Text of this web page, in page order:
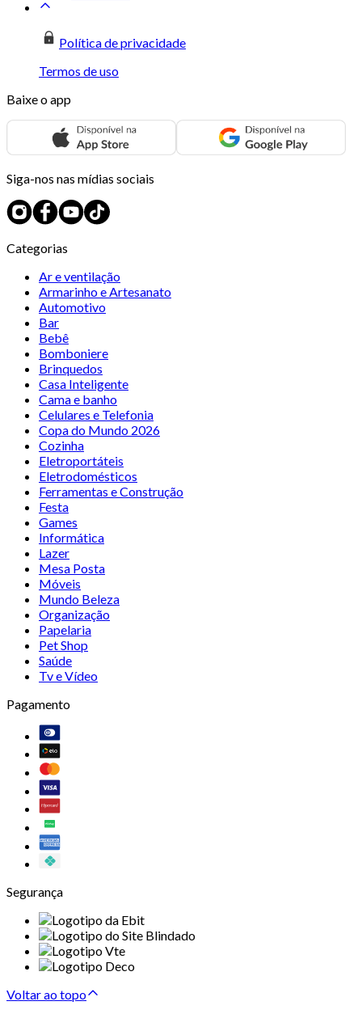
Política de privacidade
Termos de uso
Baixe o app
Siga-nos nas mídias sociais
Categorias
Ar e ventilação
Armarinho e Artesanato
Automotivo
Bar
Bebê
Bomboniere
Brinquedos
Casa Inteligente
Cama e banho
Celulares e Telefonia
Copa do Mundo 2026
Cozinha
Eletroportáteis
Eletrodomésticos
Ferramentas e Construção
Festa
Games
Informática
Lazer
Mesa Posta
Móveis
Mundo Beleza
Organização
Papelaria
Pet Shop
Saúde
Tv e Vídeo
Pagamento
Segurança
Voltar ao topo